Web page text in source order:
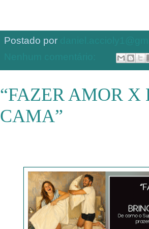
Postado por
“FAZER AMOR
CAMA”